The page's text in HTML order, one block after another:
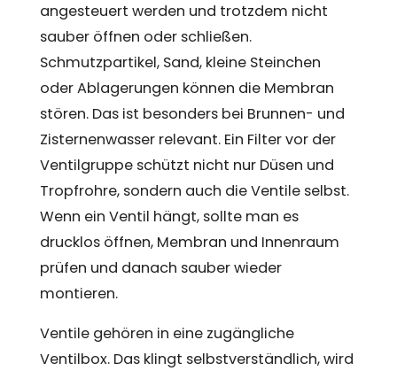
angesteuert werden und trotzdem nicht
sauber öffnen oder schließen.
Schmutzpartikel, Sand, kleine Steinchen
oder Ablagerungen können die Membran
stören. Das ist besonders bei Brunnen- und
Zisternenwasser relevant. Ein Filter vor der
Ventilgruppe schützt nicht nur Düsen und
Tropfrohre, sondern auch die Ventile selbst.
Wenn ein Ventil hängt, sollte man es
drucklos öffnen, Membran und Innenraum
prüfen und danach sauber wieder
montieren.
Ventile gehören in eine zugängliche
Ventilbox. Das klingt selbstverständlich, wird